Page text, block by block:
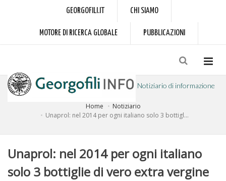
GEORGOFILI.IT CHI SIAMO
MOTORE DI RICERCA GLOBALE PUBBLICAZIONI
Notiziario di informazione
a cura dell'Accademia dei Georgofili
Home
Notiziario
Unaprol: nel 2014 per ogni italiano solo 3 bottigl...
Unaprol: nel 2014 per ogni italiano
solo 3 bottiglie di vero extra vergine